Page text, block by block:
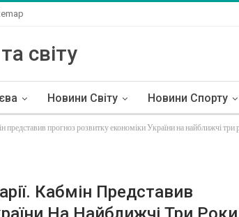
світу
Новини Світу Новини Спорту
представив прогноз розвитку економіки України на найближчі
Кабмін Представив